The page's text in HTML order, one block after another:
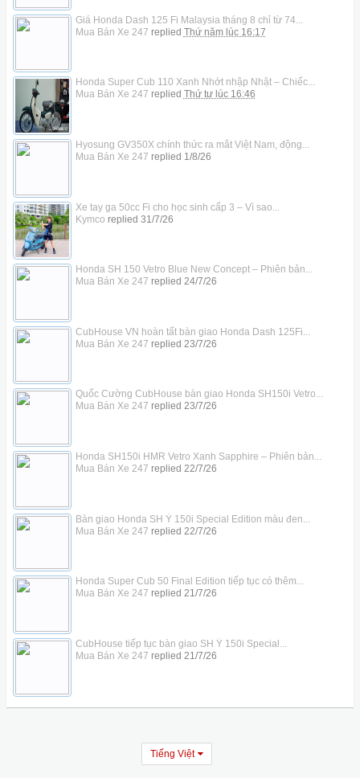
Giá Honda Dash 125 Fi Malaysia tháng 8 chỉ từ 74...
Mua Bán Xe 247 replied Thứ năm lúc 16:17
Honda Super Cub 110 Xanh Nhớt nhập Nhật – Chiếc...
Mua Bán Xe 247 replied Thứ tư lúc 16:46
Hyosung GV350X chính thức ra mắt Việt Nam, động...
Mua Bán Xe 247 replied 1/8/26
Xe tay ga 50cc Fi cho học sinh cấp 3 – Vì sao...
Kymco replied 31/7/26
Honda SH 150 Vetro Blue New Concept – Phiên bản...
Mua Bán Xe 247 replied 24/7/26
CubHouse VN hoàn tất bàn giao Honda Dash 125Fi...
Mua Bán Xe 247 replied 23/7/26
Quốc Cường CubHouse bàn giao Honda SH150i Vetro...
Mua Bán Xe 247 replied 23/7/26
Honda SH150i HMR Vetro Xanh Sapphire – Phiên bản...
Mua Bán Xe 247 replied 22/7/26
Bàn giao Honda SH Ý 150i Special Edition màu đen...
Mua Bán Xe 247 replied 22/7/26
Honda Super Cub 50 Final Edition tiếp tục có thêm...
Mua Bán Xe 247 replied 21/7/26
CubHouse tiếp tục bàn giao SH Ý 150i Special...
Mua Bán Xe 247 replied 21/7/26
Tiếng Việt